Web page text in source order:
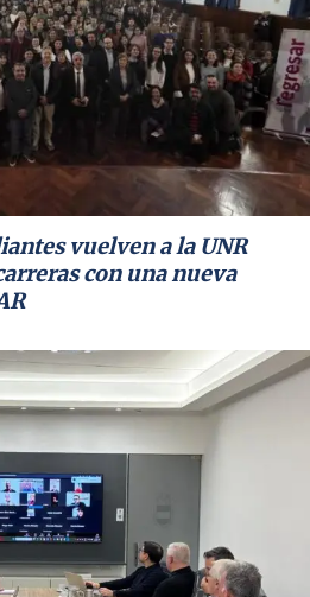
vuelven a la UNR
con una nueva